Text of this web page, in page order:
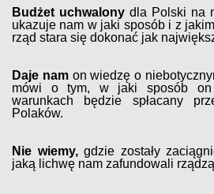
Budżet uchwalony dla Polski na
ukazuje nam w jaki sposób i z
rząd stara się dokonać jak
Daje namon wiedzę o
mówi o tym, w jaki sposób
warunkach będzie spłacany
Polaków.
Nie wiemy,gdzie zostały
jaką lichwę nam zafundowali